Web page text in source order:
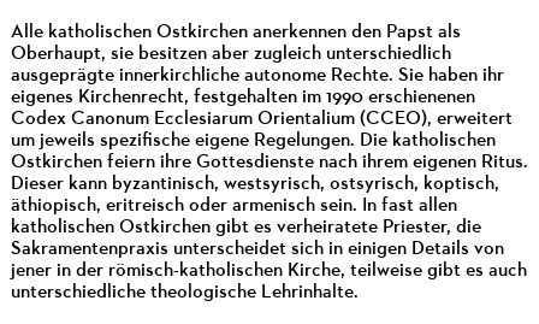
Alle katholischen Ostkirchen anerkennen den Papst als
Oberhaupt, sie besitzen aber zugleich unterschiedlich
ausgeprägte innerkirchliche autonome Rechte. Sie haben ihr
eigenes Kirchenrecht, festgehalten im 1990 erschienenen
Codex Canonum Ecclesiarum Orientalium (CCEO), erweitert
um jeweils spezifische eigene Regelungen. Die katholischen
Ostkirchen feiern ihre Gottesdienste nach ihrem eigenen Ritus.
Dieser kann byzantinisch, westsyrisch, ostsyrisch, koptisch,
äthiopisch, eritreisch oder armenisch sein. In fast allen
katholischen Ostkirchen gibt es verheiratete Priester, die
Sakramentenpraxis unterscheidet sich in einigen Details von
jener in der römisch-katholischen Kirche, teilweise gibt es auch
unterschiedliche theologische Lehrinhalte.